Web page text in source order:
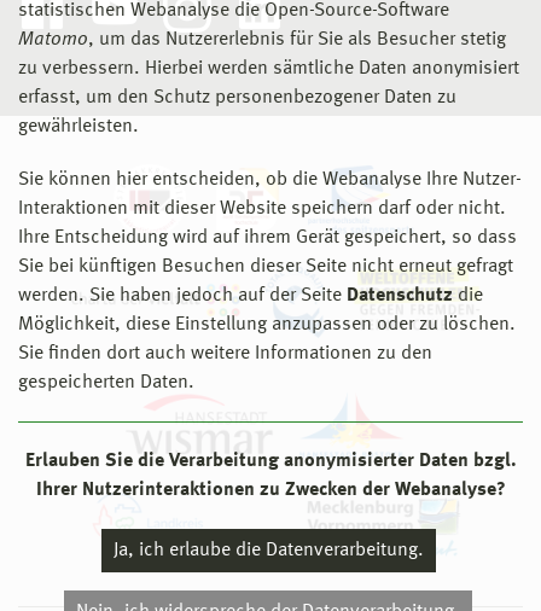
statistischen Webanalyse die Open-Source-Software
Matomo, um das Nutzererlebnis für Sie als Besucher stetig
zu verbessern. Hierbei werden sämtliche Daten anonymisiert
erfasst, um den Schutz personenbezogener Daten zu
gewährleisten.
Sie können hier entscheiden, ob die Webanalyse Ihre Nutzer-
Interaktionen mit dieser Website speichern darf oder nicht.
Ihre Entscheidung wird auf ihrem Gerät gespeichert, so dass
Sie bei künftigen Besuchen dieser Seite nicht erneut gefragt
werden. Sie haben jedoch auf der Seite Datenschutz die
Möglichkeit, diese Einstellung anzupassen oder zu löschen.
Sie finden dort auch weitere Informationen zu den
gespeicherten Daten.
Erlauben Sie die Verarbeitung anonymisierter Daten bzgl.
Ihrer Nutzerinteraktionen zu Zwecken der Webanalyse?
Ja, ich erlaube die Datenverarbeitung.